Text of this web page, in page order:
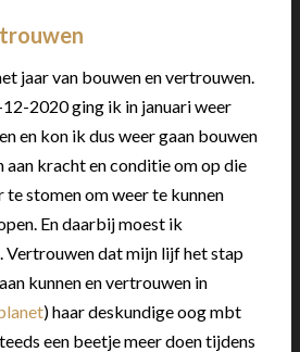
jaar van bouwen en vertrouwen.
2020 ging ik in januari weer
en kon ik dus weer gaan bouwen
aan kracht en conditie om op die
stomen om weer te kunnen
En daarbij moest ik
Vertrouwen dat mijn lijf het stap
kunnen en vertrouwen in
) haar deskundige oog mbt
een beetje meer doen tijdens